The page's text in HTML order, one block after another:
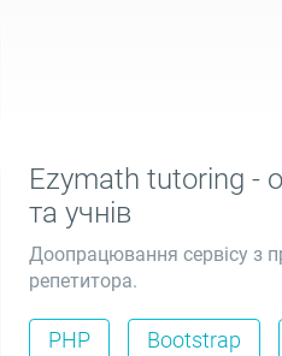
Ezymath tutoring -
та учнів
Доопрацювання сервісу з
репетитора.
PHP Bootstrap